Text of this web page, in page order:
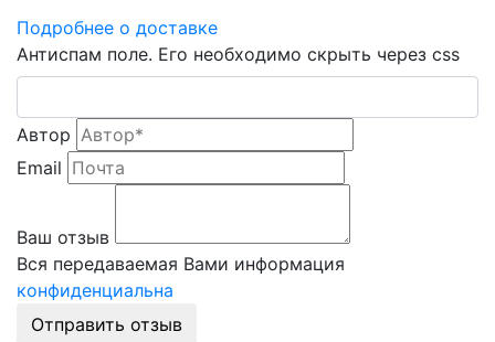
Подробнее о доставке
Антиспам поле. Его необходимо скрыть через css
Автор
Email
Ваш отзыв
Вся передаваемая Вами информация
конфиденциальна
Отправить отзыв